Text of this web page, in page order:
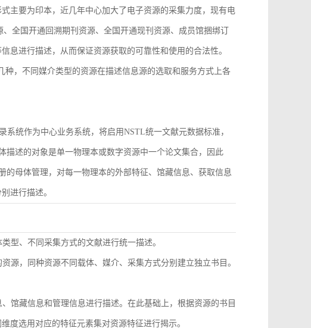
主要为印本，近几年中心加大了电子资源的采集力度，现有电
全国开通回溯期刊资源、全国开通现刊资源、成员馆捆绑订
息进行描述，从而保证资源获取的可靠性和使用的合法性。
种，不同媒介类型的资源在描述信息源的选取和服务方式上各
统作为中心业务系统，将启用NSTL统一文献元数据标准，
述的对象是单一物理本或数字资源中一个论文集合，因此
母体管理，对每一物理本的外部特征、馆藏信息、获取信息
进行描述。
型、不同采集方式的文献进行统一描述。
源，同种资源不同载体、媒介、采集方式分别建立独立书目。
馆藏信息和管理信息进行描述。在此基础上，根据资源的书目
度选用对应的特征元素集对资源特征进行揭示。